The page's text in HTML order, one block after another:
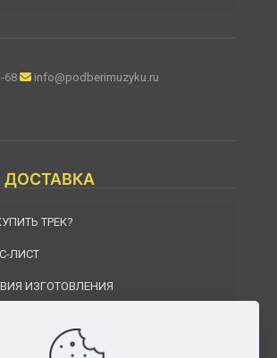
68 info@podberimuzyku.ru
ДОСТАВКА
ТРЕК?
ЛИСТ
ИЗГОТОВЛЕНИЯ
ВОЗВРАТА